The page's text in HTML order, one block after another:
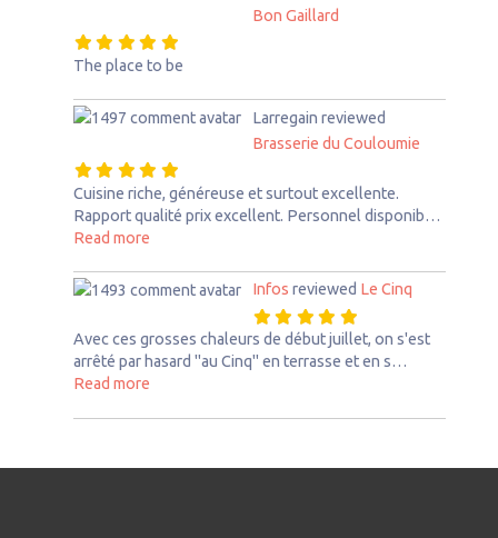
Bon Gaillard
The place to be
Larregain reviewed
Brasserie du Couloumie
Cuisine riche, généreuse et surtout excellente.
Rapport qualité prix excellent. Personnel disponib…
Read moreabout this listing
Infos reviewed Le Cinq
Avec ces grosses chaleurs de début juillet, on s'est
arrêté par hasard "au Cinq" en terrasse et en s…
Read moreabout this listing